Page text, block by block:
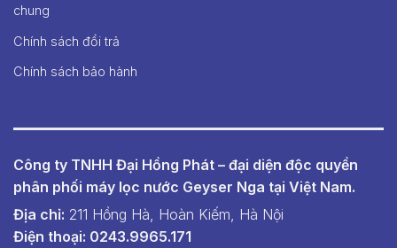
chung
Chính sách đổi trả
Chính sách bảo hành
Công ty TNHH Đại Hồng Phát – đại diện độc quyền
phân phối máy lọc nước Geyser Nga tại Việt Nam.
Địa chỉ: 211 Hồng Hà, Hoàn Kiếm, Hà Nội
Điện thoại: 0243.9965.171